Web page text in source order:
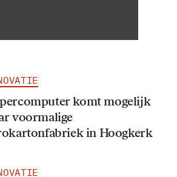
komt mogelijk
voormalige
in Hoogkerk